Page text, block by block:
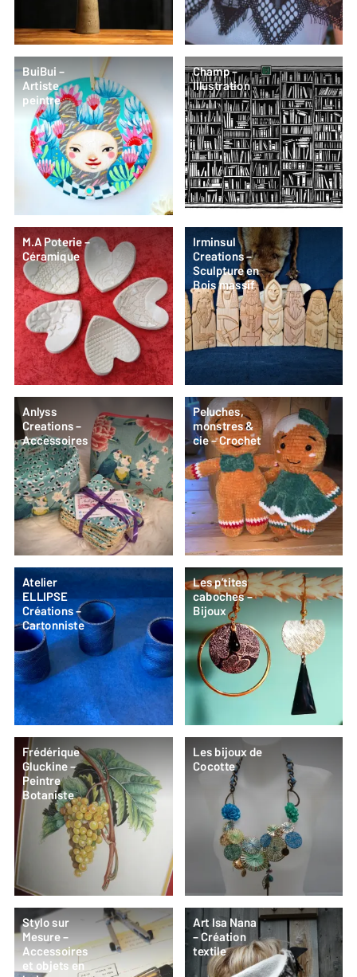
BuiBui –
Artiste
peintre
Champ –
Illustration
M.A Poterie –
Céramique
Irminsul
Creations –
Sculpture en
Bois massif
Anlyss
Creations –
Accessoires
Peluches,
monstres &
cie – Crochet
Atelier
ELLIPSE
Créations –
Cartonniste
Les p’tites
caboches –
Bijoux
Frédérique
Gluckine –
Peintre
Botaniste
Les bijoux de
Cocotte
Stylo sur
Mesure –
Accessoires
et objets en
Art Isa Nana
– Création
textile